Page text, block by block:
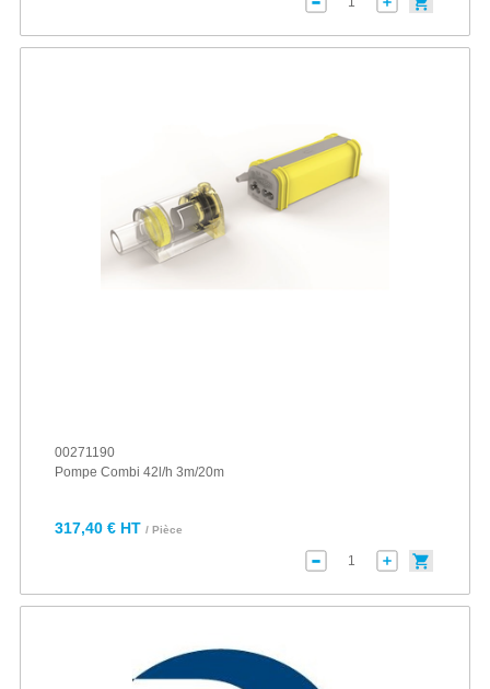
00271190
Pompe Combi 42l/h 3m/20m
317,40 € HT / Pièce